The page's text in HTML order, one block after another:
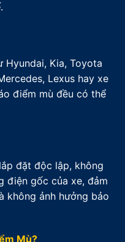
Hyundai, Kia, Toyota
Lexus hay xe
điểm mù đều có thể
đặt độc lập, không
điện gốc của xe, đảm
không ảnh hưởng bảo
Mù?